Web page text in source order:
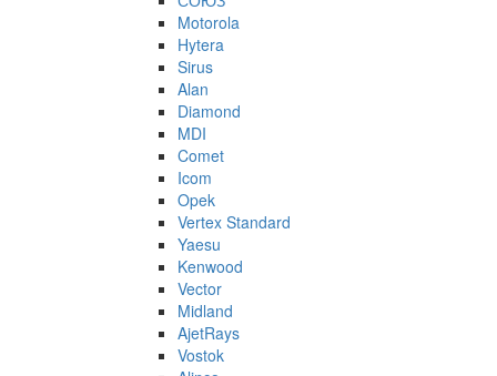
Motorola
Hytera
Sirus
Alan
Diamond
MDI
Comet
Icom
Opek
Vertex Standard
Yaesu
Kenwood
Vector
Midland
AjetRays
Vostok